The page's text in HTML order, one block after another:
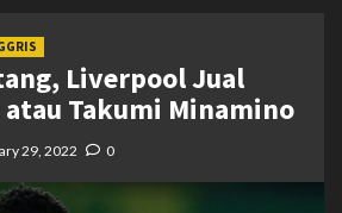
Liverpool Jual
Takumi Minamino
29, 2022 0